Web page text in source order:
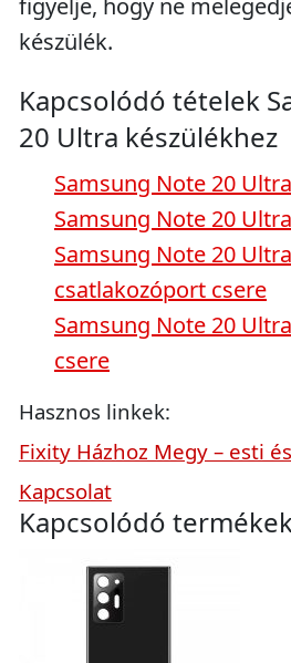
figyelje, hogy ne
készülék.
Kapcsolódó tételek
20 Ultra készülékhez
Samsung Note 20
Samsung Note 20
Samsung Note 20
csatlakozóport csere
Samsung Note 20
csere
Hasznos linkek:
Fixity Házhoz Megy – esti
Kapcsolat
Kapcsolódó